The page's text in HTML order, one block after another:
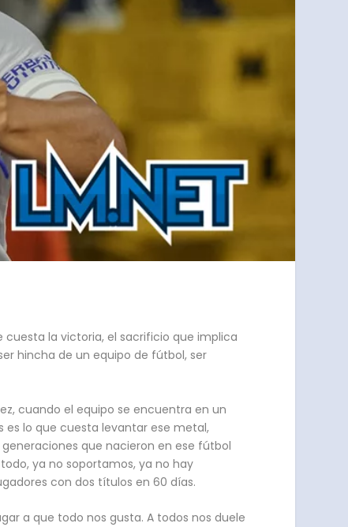
cuesta la victoria, el sacrificio que implica
hincha de un equipo de fútbol, ser
cuando el equipo se encuentra en un
lo que cuesta levantar ese metal,
que nacieron en ese fútbol
ya no soportamos, ya no hay
con dos títulos en 60 días.
a que todo nos gusta. A todos nos duele